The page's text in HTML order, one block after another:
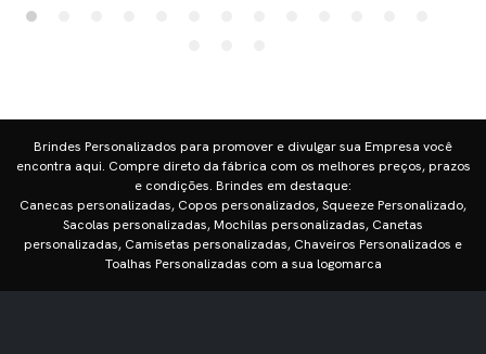
Brindes Personalizados para promover e divulgar sua Empresa você
encontra aqui. Compre direto da fábrica com os melhores preços, prazos
e condições. Brindes em destaque:
Canecas personalizadas, Copos personalizados, Squeeze Personalizado,
Sacolas personalizadas, Mochilas personalizadas, Canetas
personalizadas, Camisetas personalizadas, Chaveiros Personalizados e
Toalhas Personalizadas com a sua logomarca